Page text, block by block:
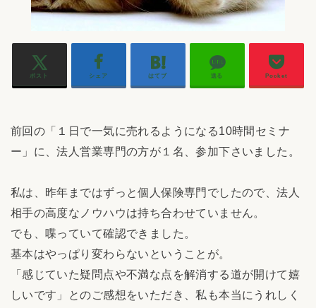
ポスト シェア はてブ 送る Pocket
前回の「１日で一気に売れるようになる10時間セミナ
ー」に、法人営業専門の方が１名、参加下さいました。
私は、昨年まではずっと個人保険専門でしたので、法人
相手の高度なノウハウは持ち合わせていません。
でも、喋っていて確認できました。
基本はやっぱり変わらないということが。
「感じていた疑問点や不満な点を解消する道が開けて嬉
しいです」とのご感想をいただき、私も本当にうれしく